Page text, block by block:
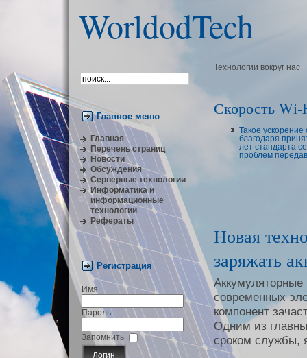
WorldodTech
Главное меню
Главная
Перечень страниц
Новости
Обсуждения
Серверные технологии
Информатика и
информационные
технологии
Рефераты
Регистрация
Имя
Пароль
Запомнить
Технологии вокруг нас
Скорость Wi-
Такое
благодаря
лет стандарта
проблем
Новая
заряжать
современных
компонент
Одним из
сроком службы,